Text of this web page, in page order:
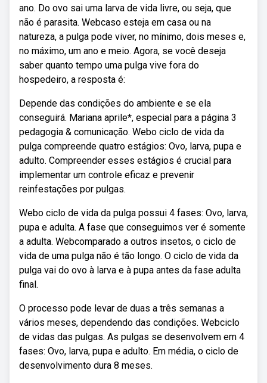
ano. Do ovo sai uma larva de vida livre, ou seja, que
não é parasita. Webcaso esteja em casa ou na
natureza, a pulga pode viver, no mínimo, dois meses e,
no máximo, um ano e meio. Agora, se você deseja
saber quanto tempo uma pulga vive fora do
hospedeiro, a resposta é:
Depende das condições do ambiente e se ela
conseguirá. Mariana aprile*, especial para a página 3
pedagogia & comunicação. Webo ciclo de vida da
pulga compreende quatro estágios: Ovo, larva, pupa e
adulto. Compreender esses estágios é crucial para
implementar um controle eficaz e prevenir
reinfestações por pulgas.
Webo ciclo de vida da pulga possui 4 fases: Ovo, larva,
pupa e adulta. A fase que conseguimos ver é somente
a adulta. Webcomparado a outros insetos, o ciclo de
vida de uma pulga não é tão longo. O ciclo de vida da
pulga vai do ovo à larva e à pupa antes da fase adulta
final.
O processo pode levar de duas a três semanas a
vários meses, dependendo das condições. Webciclo
de vidas das pulgas. As pulgas se desenvolvem em 4
fases: Ovo, larva, pupa e adulto. Em média, o ciclo de
desenvolvimento dura 8 meses.